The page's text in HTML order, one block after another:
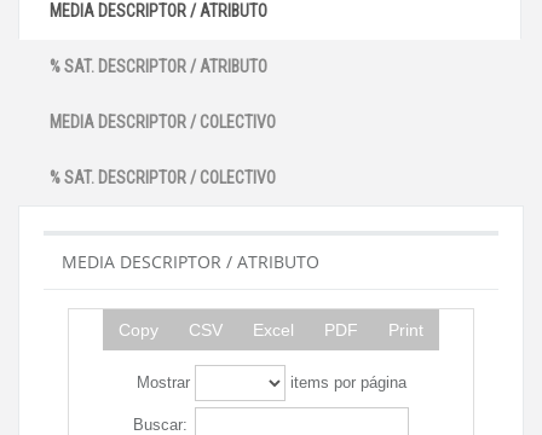
MEDIA DESCRIPTOR / ATRIBUTO
% SAT. DESCRIPTOR / ATRIBUTO
MEDIA DESCRIPTOR / COLECTIVO
% SAT. DESCRIPTOR / COLECTIVO
MEDIA DESCRIPTOR / ATRIBUTO
Copy CSV Excel PDF Print
Mostrar items por página
Buscar: